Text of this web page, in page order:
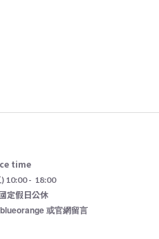
time
) 10:00 - 18:00
定假日公休
或官網留言